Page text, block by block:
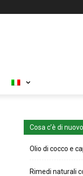
Cosa c’è di
Olio di cocco e
Rimedi naturali